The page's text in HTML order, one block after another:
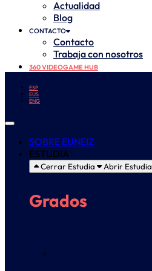
Actualidad
Blog
CONTACTO
Contacto
Trabaja con nosotros
360 VIDEOGAME HUB
ESP
EUS
ENG
SOBRE EUNEIZ
ESTUDIA
Cerrar Estudia Abrir Estudia
Grados